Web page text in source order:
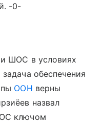
-0-
ШОС в условиях
обеспечения
ООН верны
назвал
ключом